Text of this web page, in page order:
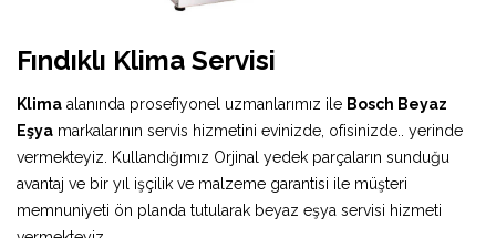
Fındıklı Klima Servisi
Klima alanında prosefiyonel uzmanlarımız ile Bosch Beyaz
Eşya markalarının servis hizmetini evinizde, ofisinizde.. yerinde
vermekteyiz. Kullandığımız Orjinal yedek parçaların sunduğu
avantaj ve bir yıl işçilik ve malzeme garantisi ile müşteri
memnuniyeti ön planda tutularak beyaz eşya servisi hizmeti